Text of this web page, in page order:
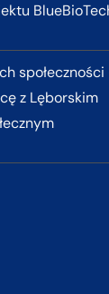
społeczności
z Lęborskim